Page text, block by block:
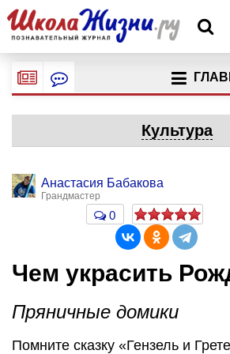
Культура
Анастасия Бабакова
Грандмастер
0
Чем украсить
Пряничные домики
Помните сказку «Гензель и